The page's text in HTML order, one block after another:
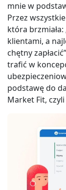
mnie w
Przez
która
klientami, a
chętny
trafić w
podstawę do
Market Fit,